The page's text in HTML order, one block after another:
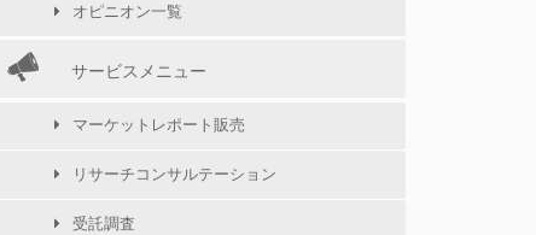
オピニオン一覧
サービスメニュー
マーケットレポート販売
リサーチコンサルテーション
受託調査